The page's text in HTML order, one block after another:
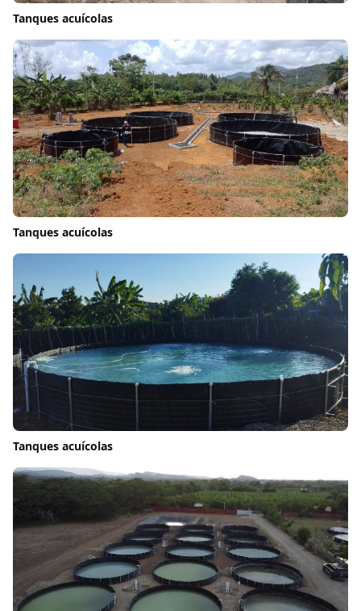
Tanques acuícolas
Tanques acuícolas
Tanques acuícolas